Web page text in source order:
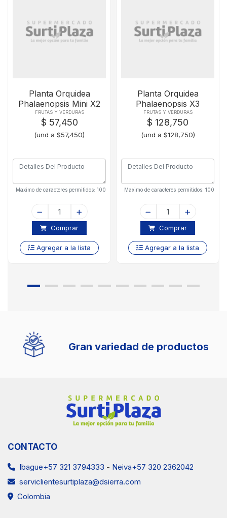
Planta Orquidea
Phalaenopsis Mini X2
FRUTAS Y VERDURAS
$ 57,450
(und a $57,450)
Maximo de caracteres permitidos: 100
Comprar
Agregar a la lista
Planta Orquidea
Phalaenopsis X3
FRUTAS Y VERDURAS
$ 128,750
(und a $128,750)
Maximo de caracteres permitidos: 100
Comprar
Agregar a la lista
Gran variedad de productos
CONTACTO
Ibague+57 321 3794333 - Neiva+57 320 2362042
serviclientesurtiplaza@dsierra.com
Colombia